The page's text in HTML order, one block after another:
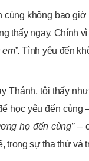
không bao
thấy ngay. Chính
Tình yêu đến
tôi thấy
học yêu đến cùng
họ đến cùng”–
trong sự tha thứ